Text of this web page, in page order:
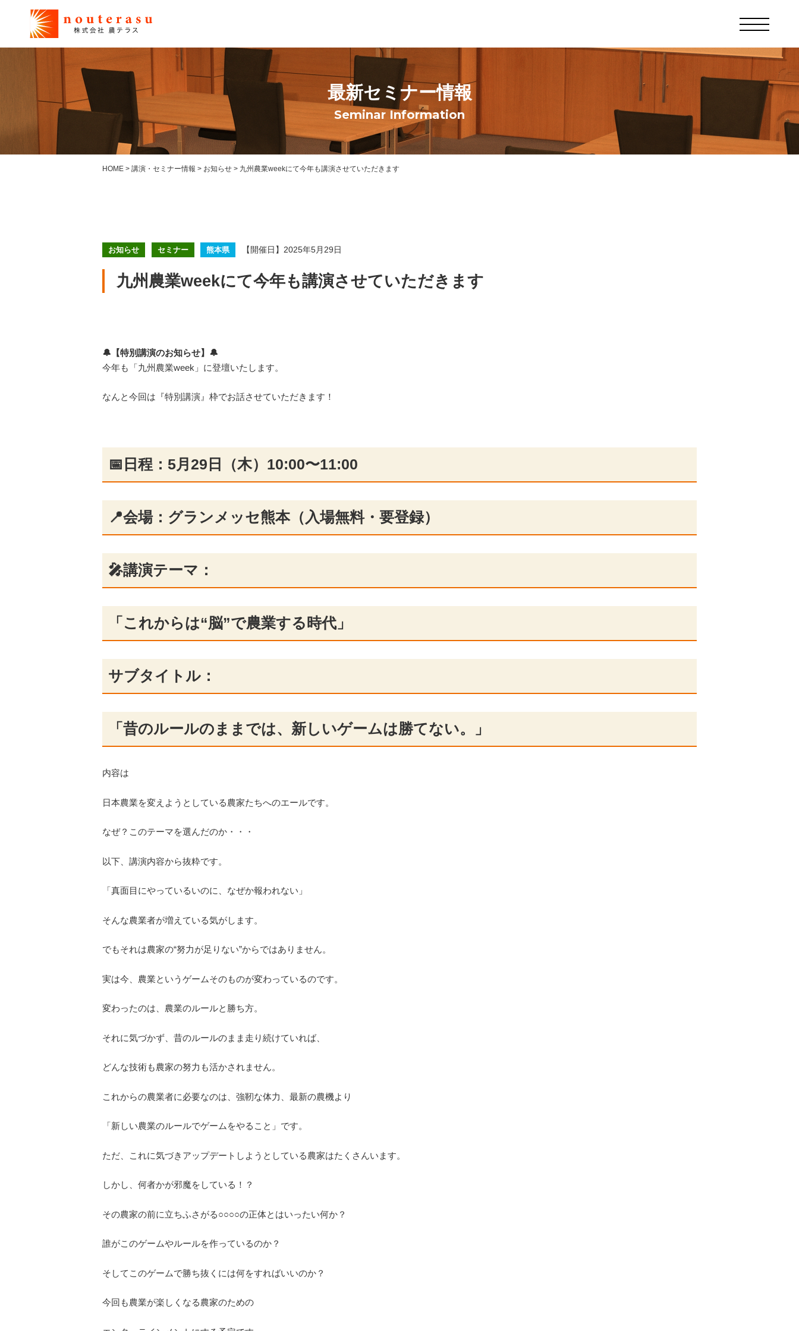
最新セミナー情報
Seminar Information
HOME > 講演・セミナー情報 > お知らせ > 九州農業weekにて今年も講演させていただきます
お知らせ セミナー 熊本県 【開催日】2025年5月29日
九州農業weekにて今年も講演させていただきます
🔔【特別講演のお知らせ】🔔
今年も「九州農業week」に登壇いたします。
なんと今回は『特別講演』枠でお話させていただきます！
📅日程：5月29日（木）10:00〜11:00
📍会場：グランメッセ熊本（入場無料・要登録）
🎤講演テーマ：
「これからは“脳”で農業する時代」
サブタイトル：
「昔のルールのままでは、新しいゲームは勝てない。」
内容は
日本農業を変えようとしている農家たちへのエールです。
なぜ？このテーマを選んだのか・・・
以下、講演内容から抜粋です。
「真面目にやっているいのに、なぜか報われない」
そんな農業者が増えている気がします。
でもそれは農家の“努力が足りない”からではありません。
実は今、農業というゲームそのものが変わっているのです。
変わったのは、農業のルールと勝ち方。
それに気づかず、昔のルールのまま走り続けていれば、
どんな技術も農家の努力も活かされません。
これからの農業者に必要なのは、強靭な体力、最新の農機より
「新しい農業のルールでゲームをやること」です。
ただ、これに気づきアップデートしようとしている農家はたくさんいます。
しかし、何者かが邪魔をしている！？
その農家の前に立ちふさがる○○○○の正体とはいったい何か？
誰がこのゲームやルールを作っているのか？
そしてこのゲームで勝ち抜くには何をすればいいのか？
今回も農業が楽しくなる農家のための